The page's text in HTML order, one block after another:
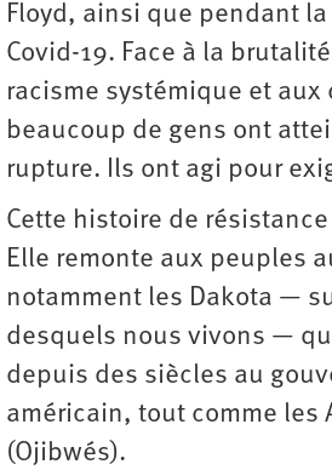
Floyd, ainsi que pendant
Covid-19. Face à la
racisme systémique et aux
beaucoup de gens ont
rupture. Ils ont agi pour
Cette histoire de
Elle remonte aux peuples
notamment les Dakota —
desquels nous vivons —
depuis des siècles au
américain, tout comme les
(Ojibwés).